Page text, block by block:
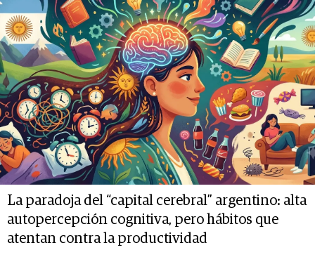
La paradoja del “capital cerebral” argentino: alta
autopercepción cognitiva, pero hábitos que
atentan contra la productividad